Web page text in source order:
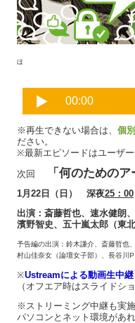
ほ
※再生できない場合は、 個
ださい。
※最新エピソードはユーザ
次回 「何のためのア
1月22日（日） 深夜25：00
出演：斎藤哲也、速水健朗
濱野智史、五十嵐太郎（東
予告編の出演：鈴木謙介、斎藤哲也
村山佳奈女（論壇女子部）、長谷川
※Ustreamによる動画生中
（オフエア時はスライドシ
※ストリーミング中継も実
パソコンとネット環境があ